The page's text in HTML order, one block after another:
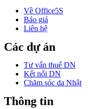
Về Office5S
Báo giá
Liên hệ
Các dự án
Tư vấn thuế DN
Kết nối DN
Chăm sóc da Nhật
Thông tin